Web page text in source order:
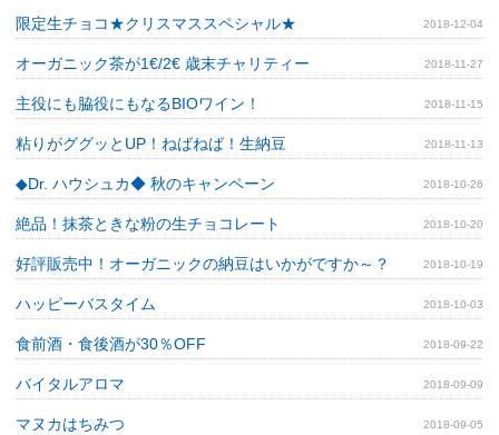
限定生チョコ★クリスマススペシャル★ 2018-12-04
オーガニック茶が1€/2€ 歳末チャリティー 2018-11-27
主役にも脇役にもなるBIOワイン！ 2018-11-15
粘りがググッとUP！ねばねば！生納豆 2018-11-13
◆Dr. ハウシュカ◆ 秋のキャンペーン 2018-10-26
絶品！抹茶ときな粉の生チョコレート 2018-10-20
好評販売中！オーガニックの納豆はいかがですか～？ 2018-10-19
ハッピーバスタイム 2018-10-03
食前酒・食後酒が30％OFF 2018-09-22
バイタルアロマ 2018-09-09
マヌカはちみつ 2018-09-05